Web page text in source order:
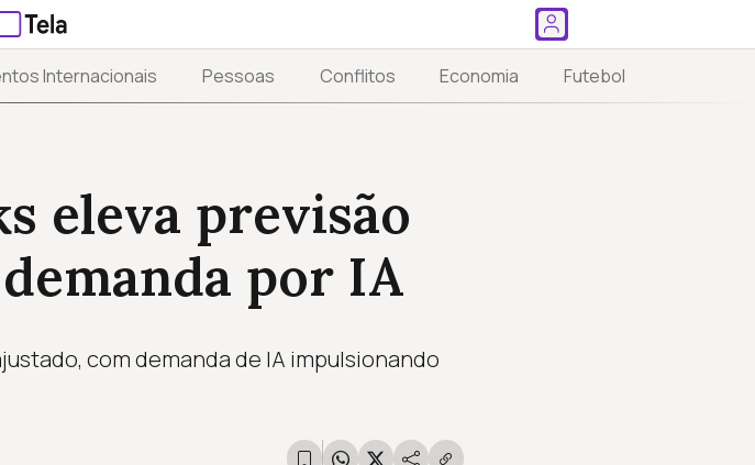
Internacionais Pessoas Conflitos Economia Futebol
eleva previsão
por IA
com demanda de IA impulsionando